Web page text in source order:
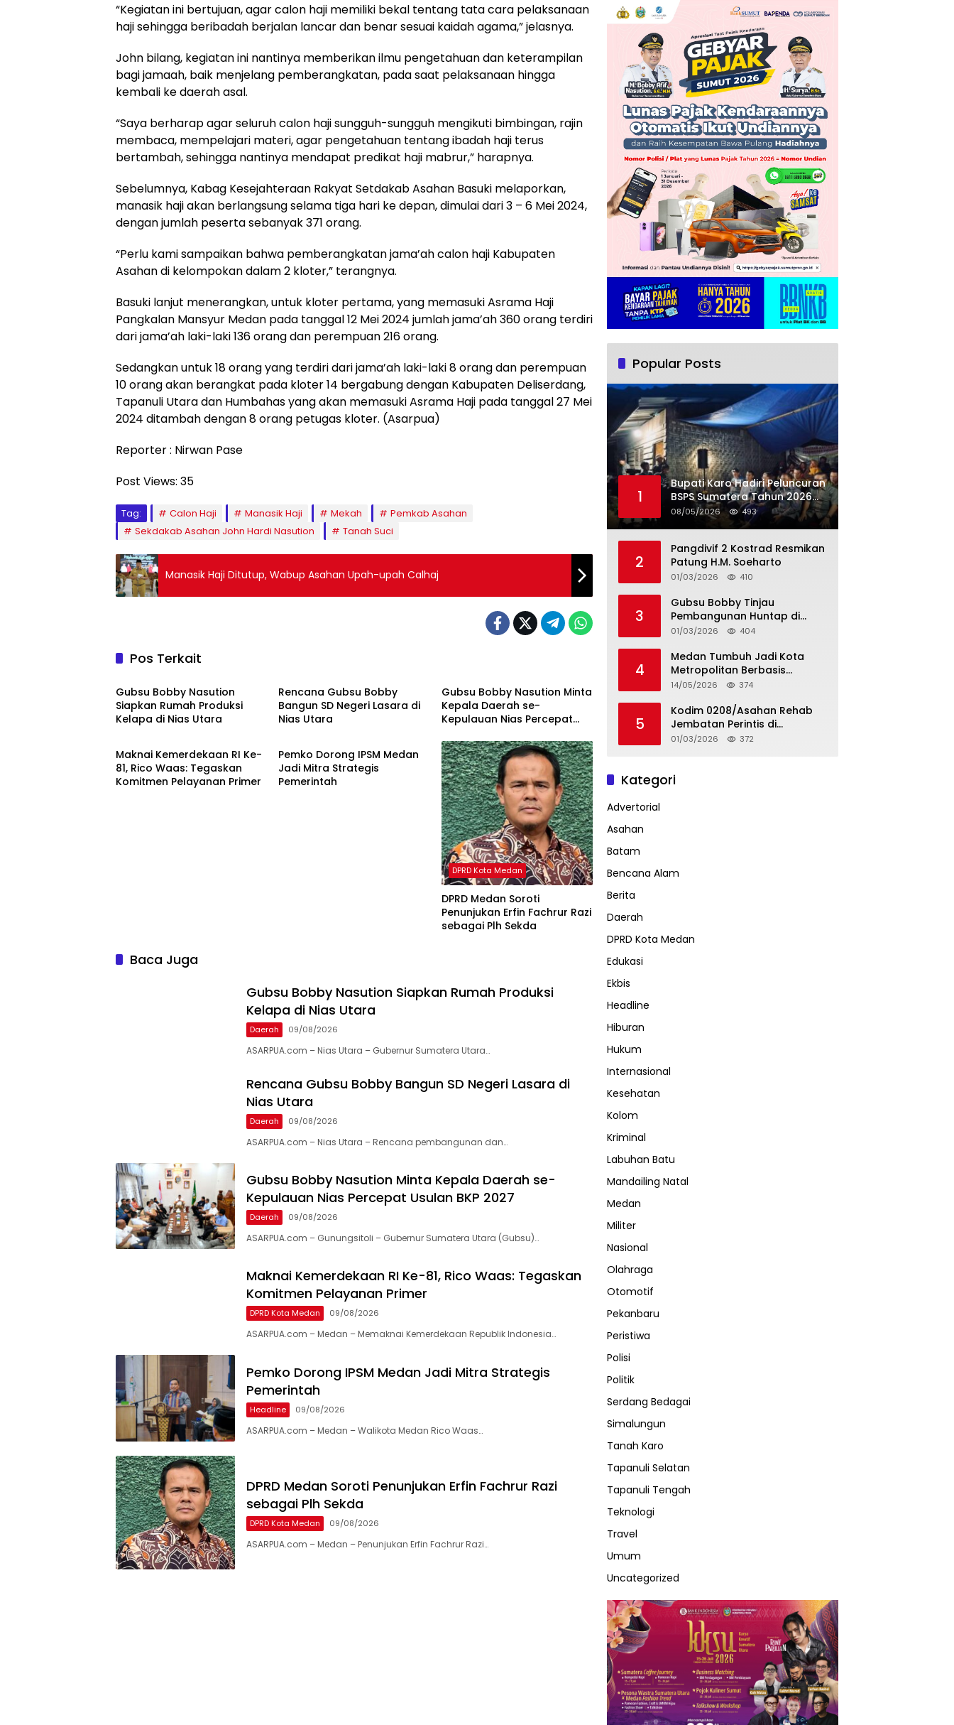
“Kegiatan ini bertujuan, agar calon haji memiliki bekal tentang tata cara pelaksanaan
haji sehingga beribadah berjalan lancar dan benar sesuai kaidah agama,” jelasnya.
John bilang, kegiatan ini nantinya memberikan ilmu pengetahuan dan keterampilan
bagi jamaah, baik menjelang pemberangkatan, pada saat pelaksanaan hingga
kembali ke daerah asal.
“Saya berharap agar seluruh calon haji sungguh-sungguh mengikuti bimbingan, rajin
membaca, mempelajari materi, agar pengetahuan tentang ibadah haji terus
bertambah, sehingga nantinya mendapat predikat haji mabrur,” harapnya.
Sebelumnya, Kabag Kesejahteraan Rakyat Setdakab Asahan Basuki melaporkan,
manasik haji akan berlangsung selama tiga hari ke depan, dimulai dari 3 – 6 Mei 2024,
dengan jumlah peserta sebanyak 371 orang.
“Perlu kami sampaikan bahwa pemberangkatan jama’ah calon haji Kabupaten
Asahan di kelompokan dalam 2 kloter,” terangnya.
Basuki lanjut menerangkan, untuk kloter pertama, yang memasuki Asrama Haji
Pangkalan Mansyur Medan pada tanggal 12 Mei 2024 jumlah jama’ah 360 orang terdiri
dari jama’ah laki-laki 136 orang dan perempuan 216 orang.
Sedangkan untuk 18 orang yang terdiri dari jama’ah laki-laki 8 orang dan perempuan
10 orang akan berangkat pada kloter 14 bergabung dengan Kabupaten Deliserdang,
Tapanuli Utara dan Humbahas yang akan memasuki Asrama Haji pada tanggal 27 Mei
2024 ditambah dengan 8 orang petugas kloter. (Asarpua)
Reporter : Nirwan Pase
Post Views: 35
Tag: Calon Haji Manasik Haji Mekah
Pemkab Asahan
Sekdakab Asahan John Hardi Nasution
Tanah Suci
Manasik Haji Ditutup, Wabup Asahan Upah-upah Calhaj
Pos Terkait
Daerah
Gubsu Bobby Nasution
Siapkan Rumah Produksi
Kelapa di Nias Utara
Rencana Gubsu Bobby
Bangun SD Negeri Lasara di
Nias Utara
Gubsu Bobby Nasution Minta
Kepala Daerah se-
Kepulauan Nias Percepat
DPRD Kota Medan
Maknai Kemerdekaan RI Ke-
81, Rico Waas: Tegaskan
Komitmen Pelayanan Primer
Headline
Pemko Dorong IPSM Medan
Jadi Mitra Strategis
Pemerintah
DPRD Kota Medan
DPRD Medan Soroti
Penunjukan Erfin Fachrur Razi
sebagai Plh Sekda
Baca Juga
Gubsu Bobby Nasution Siapkan Rumah Produksi
Kelapa di Nias Utara
Daerah 09/08/2026
ASARPUA.com – Nias Utara – Gubernur Sumatera Utara…
Rencana Gubsu Bobby Bangun SD Negeri Lasara di
Nias Utara
Daerah 09/08/2026
ASARPUA.com – Nias Utara – Rencana pembangunan dan…
Gubsu Bobby Nasution Minta Kepala Daerah se-
Kepulauan Nias Percepat Usulan BKP 2027
Daerah 09/08/2026
ASARPUA.com – Gunungsitoli – Gubernur Sumatera Utara (Gubsu)…
Maknai Kemerdekaan RI Ke-81, Rico Waas: Tegaskan
Komitmen Pelayanan Primer
DPRD Kota Medan 09/08/2026
ASARPUA.com – Medan – Memaknai Kemerdekaan Republik Indonesia…
Pemko Dorong IPSM Medan Jadi Mitra Strategis
Pemerintah
Headline 09/08/2026
ASARPUA.com – Medan – Walikota Medan Rico Waas…
DPRD Medan Soroti Penunjukan Erfin Fachrur Razi
sebagai Plh Sekda
DPRD Kota Medan 09/08/2026
ASARPUA.com – Medan – Penunjukan Erfin Fachrur Razi…
Popular Posts
1
Bupati Karo Hadiri Peluncuran
BSPS Sumatera Tahun 2026
Secarra Daring
08/05/2026 493
2
Pangdivif 2 Kostrad Resmikan
Patung H.M. Soeharto
01/03/2026 410
3
Gubsu Bobby Tinjau
Pembangunan Huntap di
Tapteng
01/03/2026 404
4
Medan Tumbuh Jadi Kota
Metropolitan Berbasis
Teknologi
14/05/2026 374
5
Kodim 0208/Asahan Rehab
Jembatan Perintis di
Mandarsah
01/03/2026 372
Kategori
Advertorial
Asahan
Batam
Bencana Alam
Berita
Daerah
DPRD Kota Medan
Edukasi
Ekbis
Headline
Hiburan
Hukum
Internasional
Kesehatan
Kolom
Kriminal
Labuhan Batu
Mandailing Natal
Medan
Militer
Nasional
Olahraga
Otomotif
Pekanbaru
Peristiwa
Polisi
Politik
Serdang Bedagai
Simalungun
Tanah Karo
Tapanuli Selatan
Tapanuli Tengah
Teknologi
Travel
Umum
Uncategorized